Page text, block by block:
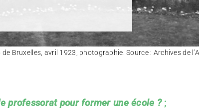
Bruxelles, avril 1923, photographie. Source : Archives de
professorat pour former une école ?;